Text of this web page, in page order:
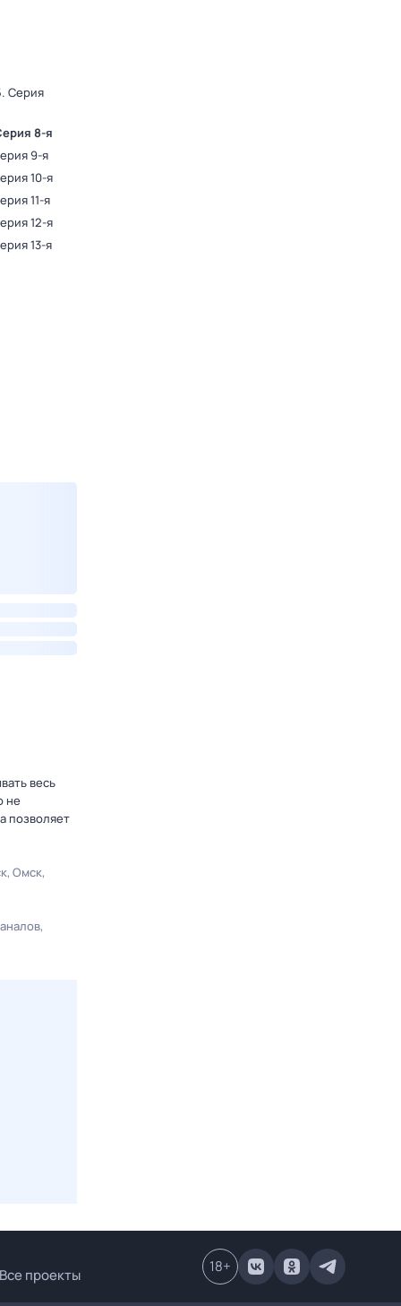
. Серия
8-я
9-я
10-я
11-я
12-я
13-я
весь
не
позволяет
Омск
Все проекты 18+